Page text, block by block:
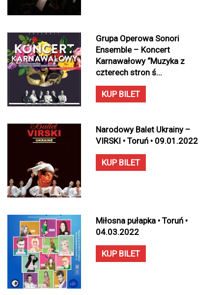
Grupa Operowa Sonori
Ensemble – Koncert
Karnawałowy “Muzyka z
czterech stron ś...
KUP BILET
Narodowy Balet Ukrainy –
VIRSKI • Toruń • 09.01.2022
KUP BILET
Miłosna pułapka • Toruń •
04.03.2022
KUP BILET